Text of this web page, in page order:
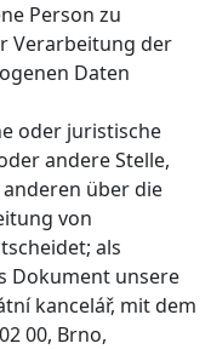
Person zu
Verarbeitung der
Daten
oder juristische
andere Stelle,
über die
von
als
Dokument unsere
kancelář, mit dem
00, Brno,